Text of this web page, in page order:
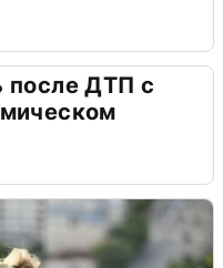
после ДТП с